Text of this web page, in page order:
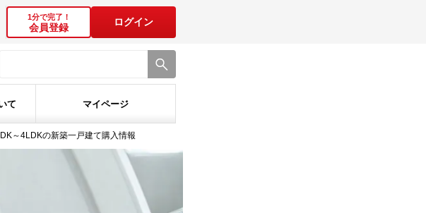
1分で完了！
会員登録
ログイン
て マイページ
～4LDKの新築一戸建て購入情報